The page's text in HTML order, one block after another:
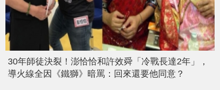
30年師徒決裂！澎恰恰和許效舜「冷戰長達2年」，
導火線全因《鐵獅》暗罵：回來還要他同意？